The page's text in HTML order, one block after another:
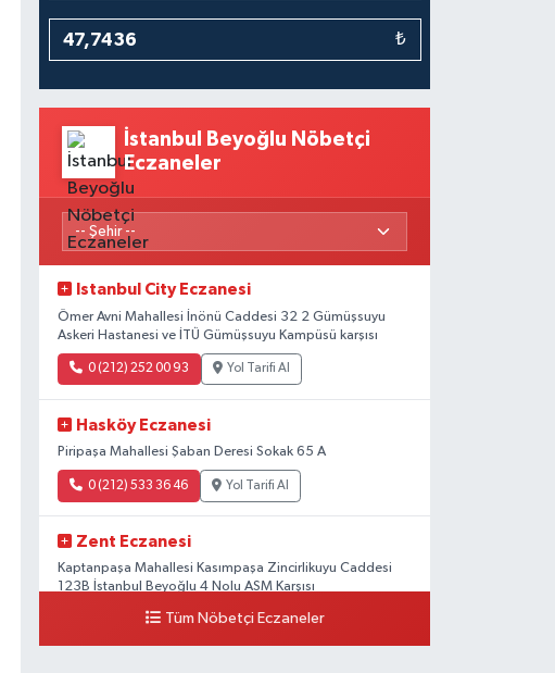
₺
İstanbul Beyoğlu Nöbetçi
Eczaneler
Istanbul City Eczanesi
Ömer Avni Mahallesi İnönü Caddesi 32 2 Gümüşsuyu
Askeri Hastanesi ve İTÜ Gümüşsuyu Kampüsü karşısı
0 (212) 252 00 93 Yol Tarifi Al
Hasköy Eczanesi
Piripaşa Mahallesi Şaban Deresi Sokak 65 A
0 (212) 533 36 46 Yol Tarifi Al
Zent Eczanesi
Kaptanpaşa Mahallesi Kasımpaşa Zincirlikuyu Caddesi
123B İstanbul Beyoğlu 4 Nolu ASM Karşısı
0 (212) 297 96 92 Yol Tarifi Al
Tüm Nöbetçi Eczaneler